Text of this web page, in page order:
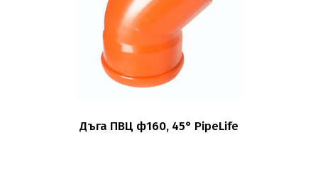
Дъга ПВЦ ф160, 45° PipeLife